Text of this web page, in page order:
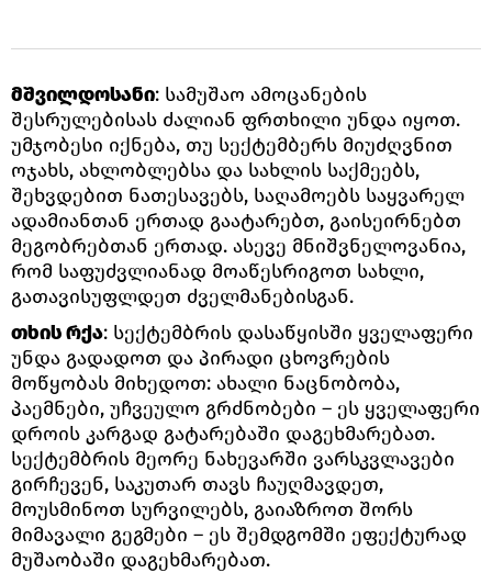
მშვილდოსანი: სამუშაო ამოცანების
შესრულებისას ძალიან ფრთხილი უნდა იყოთ.
უმჯობესი იქნება, თუ სექტემბერს მიუძღვნით
ოჯახს, ახლობლებსა და სახლის საქმეებს,
შეხვდებით ნათესავებს, საღამოებს საყვარელ
ადამიანთან ერთად გაატარებთ, გაისეირნებთ
მეგობრებთან ერთად. ასევე მნიშვნელოვანია,
რომ საფუძვლიანად მოაწესრიგოთ სახლი,
გათავისუფლდეთ ძველმანებისგან.
თხის რქა: სექტემბრის დასაწყისში ყველაფერი
უნდა გადადოთ და პირადი ცხოვრების
მოწყობას მიხედოთ: ახალი ნაცნობობა,
პაემნები, უჩვეულო გრძნობები – ეს ყველაფერი
დროის კარგად გატარებაში დაგეხმარებათ.
სექტემბრის მეორე ნახევარში ვარსკვლავები
გირჩევენ, საკუთარ თავს ჩაუღმავდეთ,
მოუსმინოთ სურვილებს, გაიაზროთ შორს
მიმავალი გეგმები – ეს შემდგომში ეფექტურად
მუშაობაში დაგეხმარებათ.